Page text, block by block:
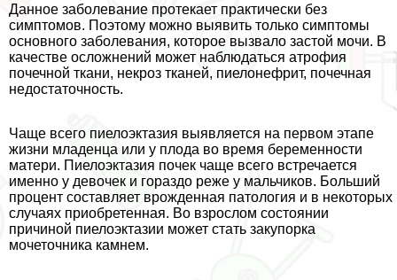
Данное заболевание протекает пpaктически без
симптомов. Поэтому можно выявить только симптомы
основного заболевания, которое вызвало застой мочи. В
качестве осложнений может наблюдаться атрофия
почечной ткани, некроз тканей, пиелонефрит, почечная
недостаточность.
Чаще всего пиелоэктазия выявляется на первом этапе
жизни младенца или у плода во время беременности
матери. Пиелоэктазия почек чаще всего встречается
именно у девочек и гораздо реже у мальчиков. Больший
процент составляет врожденная патология и в некоторых
случаях приобретенная. Во взрослом состоянии
причиной пиелоэктазии может стать закупорка
мочеточника камнем.